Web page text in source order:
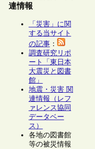
連情報
「災害」に関
する当サイト
の記事：
調査研究リポ
ート「東日本
大震災と図書
館」
地震・災害 関
連情報（レフ
ァレンス協同
データベー
ス）
各地の図書館
等の被災情報